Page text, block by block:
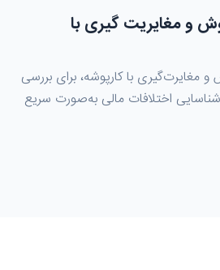
و مغایریت گیری با
مغایرت‌گیری با کارپوشه، برای بررسی
اختلافات مالی به‌صورت سریع